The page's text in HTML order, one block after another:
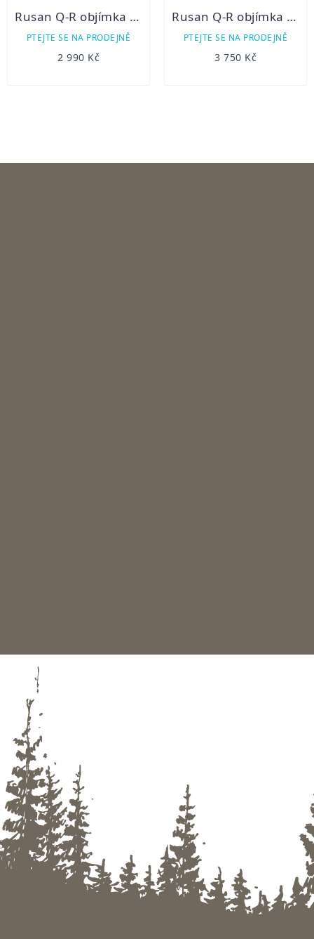
Rusan Q-R objímka pro Pard NV007S
PTEJTE SE NA PRODEJNĚ
2 990 Kč
Rusan Q-R objímka pro Pard NV007S pro atypické puškohledy (Swarovski, Zeiss, Leica)
PTEJTE SE NA PRODEJNĚ
3 750 Kč